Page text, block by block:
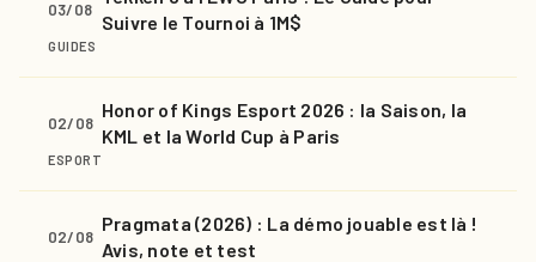
03/08
Suivre le Tournoi à 1M$
GUIDES
02/08
Honor of Kings Esport 2026 : la Saison, la
KML et la World Cup à Paris
ESPORT
02/08
Pragmata (2026) : La démo jouable est là !
Avis, note et test